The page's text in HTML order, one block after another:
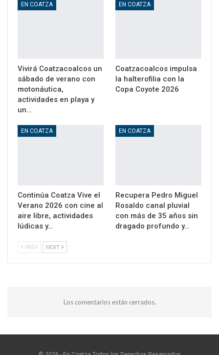
EN COATZA
Vivirá Coatzacoalcos un
sábado de verano con
motonáutica,
actividades en playa y
un…
EN COATZA
Coatzacoalcos impulsa
la halterofilia con la
Copa Coyote 2026
EN COATZA
Continúa Coatza Vive el
Verano 2026 con cine al
aire libre, actividades
lúdicas y…
EN COATZA
Recupera Pedro Miguel
Rosaldo canal pluvial
con más de 35 años sin
dragado profundo y…
PREV NEXT
Los comentarios están cerrados.